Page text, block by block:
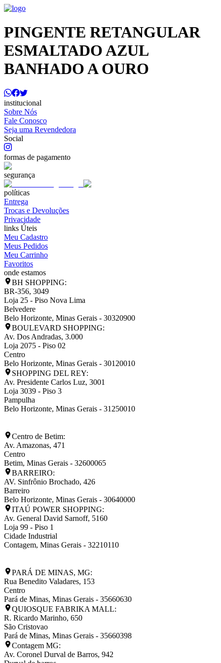
PINGENTE RETANGULAR
ESMALTADO AZUL
BANHADO A OURO
institucional
Sobre Nós
Fale Conosco
Seja uma Revendedora
Social
formas de pagamento
segurança
políticas
Entrega
Trocas e Devoluções
Privacidade
links Úteis
Meu Cadastro
Meus Pedidos
Meu Carrinho
Favoritos
onde estamos
BH SHOPPING:
BR-356, 3049
Loja 25 - Piso Nova Lima
Belvedere
Belo Horizonte, Minas Gerais - 30320900
BOULEVARD SHOPPING:
Av. Dos Andradas, 3.000
Loja 2075 - Piso 02
Centro
Belo Horizonte, Minas Gerais - 30120010
SHOPPING DEL REY:
Av. Presidente Carlos Luz, 3001
Loja 3039 - Piso 3
Pampulha
Belo Horizonte, Minas Gerais - 31250010
Centro de Betim:
Av. Amazonas, 471
Centro
Betim, Minas Gerais - 32600065
BARREIRO:
AV. Sinfrônio Brochado, 426
Barreiro
Belo Horizonte, Minas Gerais - 30640000
ITAÚ POWER SHOPPING:
Av. General David Sarnoff, 5160
Loja 99 - Piso 1
Cidade Industrial
Contagem, Minas Gerais - 32210110
PARÁ DE MINAS, MG:
Rua Benedito Valadares, 153
Centro
Pará de Minas, Minas Gerais - 35660630
QUIOSQUE FABRIKA MALL:
R. Ricardo Marinho, 650
São Cristovao
Pará de Minas, Minas Gerais - 35660398
Contagem MG:
Av. Coronel Durval de Barros, 942